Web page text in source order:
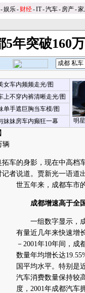
-娱乐- 财经-IT-汽车- 房产-
年突破160
女车内频频走光/图
明
上不穿内裤清晰走光/图
单手遮巨胸当车模/图
妹妹房车内癫狂一幕
】
辆
车的身影，现在中高档
者说道。贾新光一语道
世五年来，成都车市
成都增速高于全
一组数字显示，成
有量近几年来快速增
－2001年10年间，成
数量年均增长达
国平均水平。特别是
汽车消费数量保持较
度，2001年成都汽车